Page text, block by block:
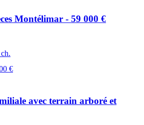
Montélimar - 59 000 €
€
avec terrain arboré et